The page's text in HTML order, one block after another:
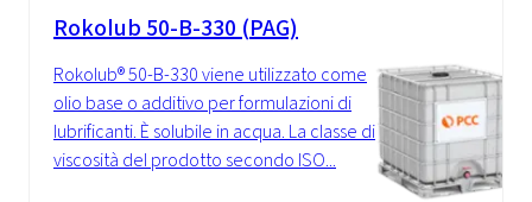
Rokolub 50-B-330 (PAG)
Rokolub® 50-B-330 viene utilizzato come
olio base o additivo per formulazioni di
lubrificanti. È solubile in acqua. La classe di
viscosità del prodotto secondo ISO...